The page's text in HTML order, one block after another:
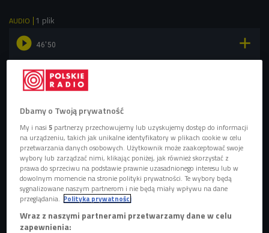
AUDIO 1 plik
 46'50 
sobie radzić z tym syndromem? (Strefa
Prywatna/Czwórka)
Dbamy o Twoją prywatność
My i nasi5 partnerzy przechowujemy lub uzyskujemy dostęp do informacji
na urządzeniu, takich jak unikalne identyfikatory w plikach cookie w celu
przetwarzania danych osobowych. Użytkownik może zaakceptować swoje
wybory lub zarządzać nimi, klikając poniżej, jak również skorzystać z
prawa do sprzeciwu na podstawie prawnie uzasadnionego interesu lub w
dowolnym momencie na stronie polityki prywatności. Te wybory będą
sygnalizowane naszym partnerom i nie będą miały wpływu na dane
przeglądania. Polityka prywatności
Wraz z naszymi partnerami przetwarzamy dane w celu
zapewnienia: